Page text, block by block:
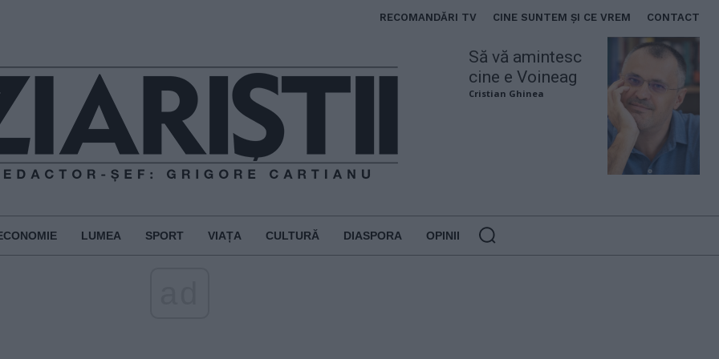
RECOMANDĂRI TV CINE SUNTEM ȘI CE VREM CONTACT
Să vă amintesc
cine e Voineag
Cristian Ghinea
LUMEA SPORT VIAȚA CULTURĂ DIASPORA OPINII